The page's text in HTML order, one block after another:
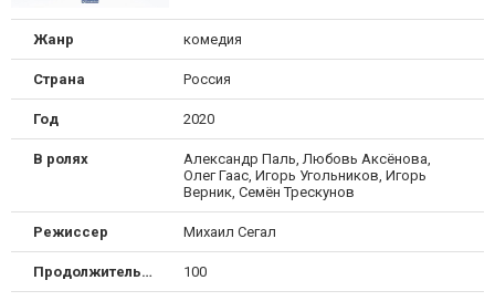
Жанр комедия
Страна Россия
Год 2020
В ролях
Александр Паль, Любовь Аксёнова,
Олег Гаас, Игорь Угольников, Игорь
Верник, Семён Трескунов
Режиссер Михаил Сегал
Продолжительность 100